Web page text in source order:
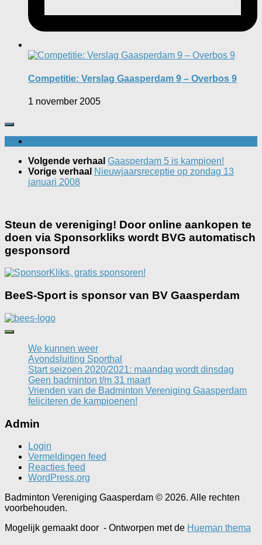
Competitie: Verslag Gaasperdam 9 – Overbos 9
1 november 2005
Volgende verhaal Gaasperdam 5 is kampioen!
Vorige verhaal Nieuwjaarsreceptie op zondag 13
januari 2008
Steun de vereniging! Door online aankopen te
doen via Sponsorkliks wordt BVG automatisch
gesponsord
BeeS-Sport is sponsor van BV Gaasperdam
We kunnen weer
Avondsluiting Sporthal
Start seizoen 2020/2021: maandag wordt dinsdag
Geen badminton t/m 31 maart
Vrienden van de Badminton Vereniging Gaasperdam
feliciteren de kampioenen!
Admin
Login
Vermeldingen feed
Reacties feed
WordPress.org
Badminton Vereniging Gaasperdam © 2026. Alle rechten
voorbehouden.
Mogelijk gemaakt door - Ontworpen met de Hueman thema